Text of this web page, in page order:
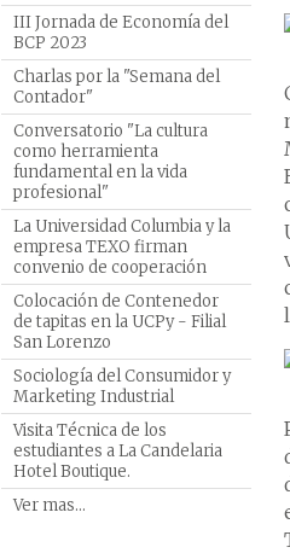
Medicina
Psicología
III Jornada de Economía del
BCP 2023
Charlas por la "Semana del
Contador"
Conversatorio "La cultura
como herramienta
fundamental en la vida
profesional"
La Universidad Columbia y la
empresa TEXO firman
convenio de cooperación
Colocación de Contenedor
de tapitas en la UCPy - Filial
San Lorenzo
Sociología del Consumidor y
Marketing Industrial
Visita Técnica de los
estudiantes a La Candelaria
Hotel Boutique.
Ver mas...